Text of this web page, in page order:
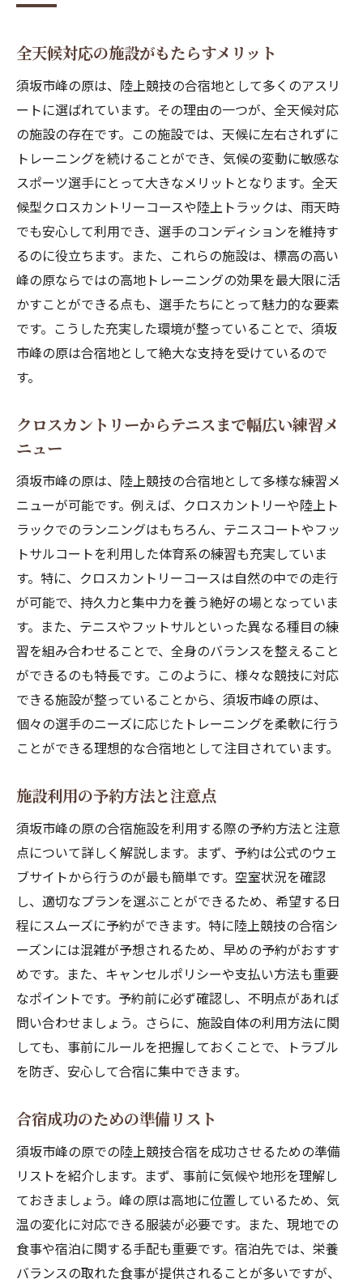
全天候対応の施設がもたらすメリット
須坂市峰の原は、陸上競技の合宿地として多くのアスリ
ートに選ばれています。その理由の一つが、全天候対応
の施設の存在です。この施設では、天候に左右されずに
トレーニングを続けることができ、気候の変動に敏感な
スポーツ選手にとって大きなメリットとなります。全天
候型クロスカントリーコースや陸上トラックは、雨天時
でも安心して利用でき、選手のコンディションを維持す
るのに役立ちます。また、これらの施設は、標高の高い
峰の原ならではの高地トレーニングの効果を最大限に活
かすことができる点も、選手たちにとって魅力的な要素
です。こうした充実した環境が整っていることで、須坂
市峰の原は合宿地として絶大な支持を受けているので
す。
クロスカントリーからテニスまで幅広い練習メ
ニュー
須坂市峰の原は、陸上競技の合宿地として多様な練習メ
ニューが可能です。例えば、クロスカントリーや陸上ト
ラックでのランニングはもちろん、テニスコートやフッ
トサルコートを利用した体育系の練習も充実していま
す。特に、クロスカントリーコースは自然の中での走行
が可能で、持久力と集中力を養う絶好の場となっていま
す。また、テニスやフットサルといった異なる種目の練
習を組み合わせることで、全身のバランスを整えること
ができるのも特長です。このように、様々な競技に対応
できる施設が整っていることから、須坂市峰の原は、
個々の選手のニーズに応じたトレーニングを柔軟に行う
ことができる理想的な合宿地として注目されています。
施設利用の予約方法と注意点
須坂市峰の原の合宿施設を利用する際の予約方法と注意
点について詳しく解説します。まず、予約は公式のウェ
ブサイトから行うのが最も簡単です。空室状況を確認
し、適切なプランを選ぶことができるため、希望する日
程にスムーズに予約ができます。特に陸上競技の合宿シ
ーズンには混雑が予想されるため、早めの予約がおすす
めです。また、キャンセルポリシーや支払い方法も重要
なポイントです。予約前に必ず確認し、不明点があれば
問い合わせましょう。さらに、施設自体の利用方法に関
しても、事前にルールを把握しておくことで、トラブル
を防ぎ、安心して合宿に集中できます。
合宿成功のための準備リスト
須坂市峰の原での陸上競技合宿を成功させるための準備
リストを紹介します。まず、事前に気候や地形を理解し
ておきましょう。峰の原は高地に位置しているため、気
温の変化に対応できる服装が必要です。また、現地での
食事や宿泊に関する手配も重要です。宿泊先では、栄養
バランスの取れた食事が提供されることが多いですが、